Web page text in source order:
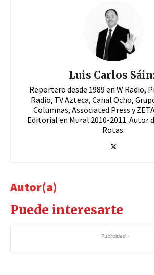
Luis Carlos
Reportero desde 1989 en W Radio,
Radio, TV Azteca, Canal Ocho,
Columnas, Associated Press y
Editorial en Mural 2010-2011. Autor
Rotas.
Autor(a)
Puede interesarte
- Publicidad -